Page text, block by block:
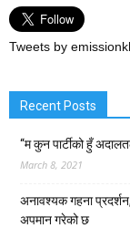
Tweets by
Recent Posts
“म कुन पार्टीको हुँ
March 8, 2021
अनावश्यक गहना
अपमान गरेको छ